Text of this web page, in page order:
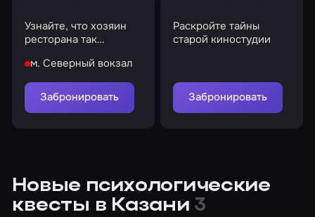
Узнайте, что хозяин
ресторана так
все эти годы
м. Северный вокзал
Забронировать
Раскройте тайны
старой киностудии
Забронировать
Новые психологические
квесты в Казани 3